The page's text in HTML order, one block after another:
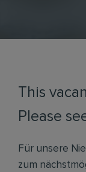
This
Please
Für unsere
zum